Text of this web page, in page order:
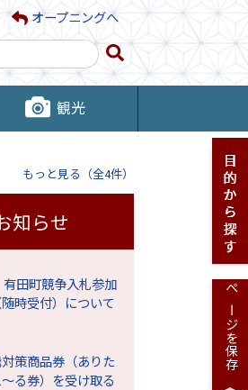
オープニングへ
観光
もっと見る（全4件）
知らせ
田町競争入札参加
時受付）について
策商品券（ありた
る券）を受け取る
ページを保存